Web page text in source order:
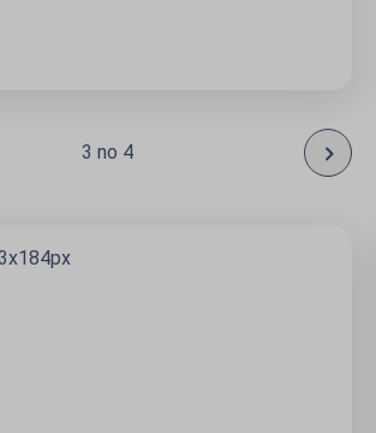
4 no 4